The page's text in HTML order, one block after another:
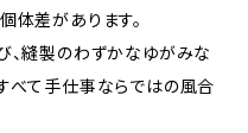
体差があります。
、縫製のわずかなゆがみな
べて手仕事ならではの風合